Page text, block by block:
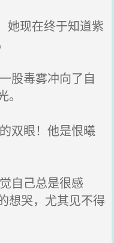
她现在终于知道紫
股毒雾冲向了自
双眼！他是恨曦
自己总是很感
想哭，尤其见不得